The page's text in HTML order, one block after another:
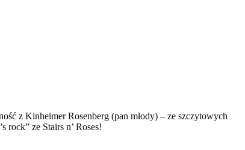
z Kinheimer Rosenberg (pan młody) – ze szczytowych
ze Stairs n’ Roses!